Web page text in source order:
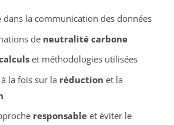
dans la communication des données
de neutralité carbone
et méthodologies utilisées
la fois sur la réduction et la
responsableet éviter le